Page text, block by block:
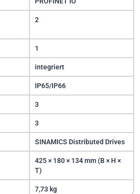
2
1
integriert
IP65/IP66
3
3
SINAMICS Distributed Drives
425 × 180 × 134 mm (B × H ×
T)
7,73 kg